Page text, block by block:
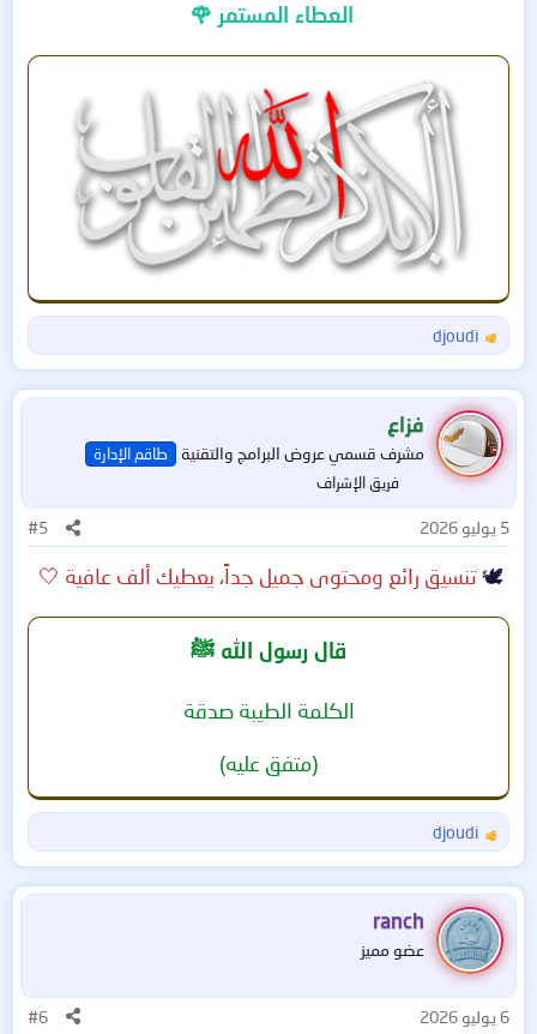
العطاء المستمر 🌹
ل
ت
ف
ا
ع
ا
ت
:
djoudi
فزاع
مشرف قسمي عروض البرامج والتقنية
طاقم الإدارة
فريق الإشراف
5 يوليو 2026 #5
🕊️تنسيق رائع ومحتوى جميل جداً، يعطيك ألف عافية 🤍
قال رسول الله ﷺ
الكلمة الطيبة صدقة
(متفق عليه)
ل
ت
ف
ا
ع
ا
ت
djoudi
ranch
عضو مميز
6 يوليو 2026 #6